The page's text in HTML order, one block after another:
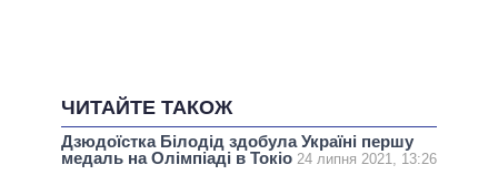
ЧИТАЙТЕ ТАКОЖ
Дзюдоїстка Білодід здобула Україні першу
медаль на Олімпіаді в Токіо 24 липня 2021, 13:26